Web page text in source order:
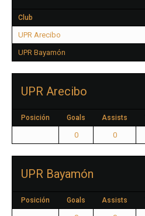
Club
UPR Arecibo
UPR Bayamón
UPR Arecibo
Posición Goals Assists
0 0
UPR Bayamón
Posición Goals Assists